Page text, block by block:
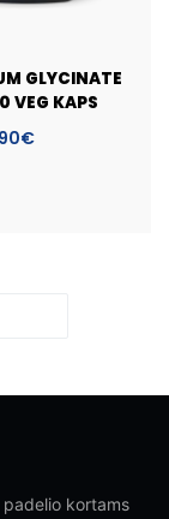
GLYCINATE
VEG KAPS
€
kortams